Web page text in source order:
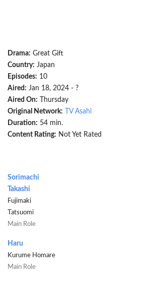
Drama: Great Gift
Country: Japan
Episodes: 10
Aired: Jan 18, 2024 - ?
Aired On: Thursday
Original Network:
TV Asahi
Duration: 54 min.
Content Rating: Not Yet Rated
Sorimachi
Takashi
Fujimaki
Tatsuomi
Main Role
Haru
Kurume Homare
Main Role